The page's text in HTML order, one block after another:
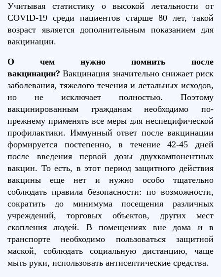
Учитывая статистику о высокой летальности от
COVID-19 среди пациентов старше 80 лет, такой
возраст является дополнительным показанием для
вакцинации.
О чем нужно помнить после
вакцинации? Вакцинация значительно снижает риск
заболевания, тяжелого течения и летальных исходов,
но не исключает полностью. Поэтому
вакцинированным гражданам необходимо по-
прежнему применять все меры для неспецифической
профилактики. Иммунный ответ после вакцинации
формируется постепенно, в течение 42-45 дней
после введения первой дозы двухкомпонентных
вакцин. То есть, в этот период защитного действия
вакцины еще нет и нужно особо тщательно
соблюдать правила безопасности: по возможности,
сократить до минимума посещения различных
учреждений, торговых объектов, других мест
скопления людей. В помещениях вне дома и в
транспорте необходимо пользоваться защитной
маской, соблюдать социальную дистанцию, чаще
мыть руки, использовать антисептические средства.